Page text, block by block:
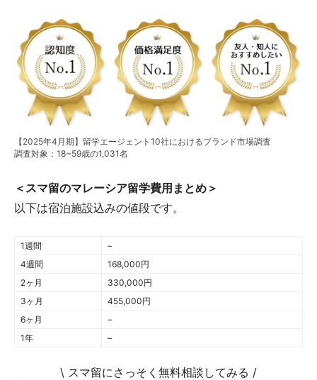
【2025年4月期】留学エージェント10社におけるブランド市場調査
調査対象：18~59歳の1,031名
＜スマ留のマレーシア留学費用まとめ＞
以下は宿泊施設込みの値段です。
1週間
–
4週間
168,000円
2ヶ月
330,000円
3ヶ月
455,000円
6ヶ月
–
1年
–
\ スマ留にさっそく無料相談してみる /